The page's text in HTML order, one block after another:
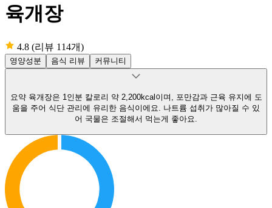
육개장
4.8 (리뷰 114개)
영양성분 음식 리뷰 커뮤니티
요약 육개장은 1인분 칼로리 약 2,200kcal이며, 포만감과 근육 유지에 도
움을 주어 식단 관리에 유리한 음식이에요. 나트륨 섭취가 많아질 수 있
어 국물은 조절해서 먹는게 좋아요.